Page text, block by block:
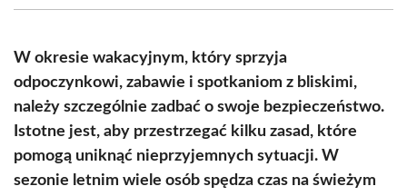
(Twitter)
W okresie wakacyjnym, który sprzyja
odpoczynkowi, zabawie i spotkaniom z bliskimi,
należy szczególnie zadbać o swoje bezpieczeństwo.
Istotne jest, aby przestrzegać kilku zasad, które
pomogą uniknąć nieprzyjemnych sytuacji. W
sezonie letnim wiele osób spędza czas na świeżym